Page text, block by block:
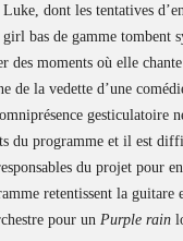
dont les tentatives
bas de gamme tombent
des moments où elle
de la vedette d’une
gesticulatoire
du programme et il est
du projet pour
retentissent la guitare
pour un Purple rain